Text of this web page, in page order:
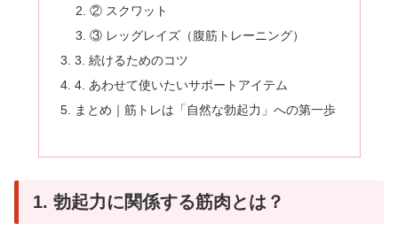
② スクワット
③ レッグレイズ（腹筋トレーニング）
3. 続けるためのコツ
4. あわせて使いたいサポートアイテム
まとめ｜筋トレは「自然な勃起力」への第一歩
1. 勃起力に関係する筋肉とは？